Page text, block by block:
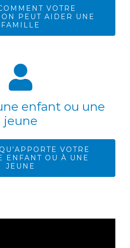
VOTRE
PEUT AIDER UNE
FAMILLE
enfant ou une
jeune
VOTRE
ENFANT OU À UNE
JEUNE